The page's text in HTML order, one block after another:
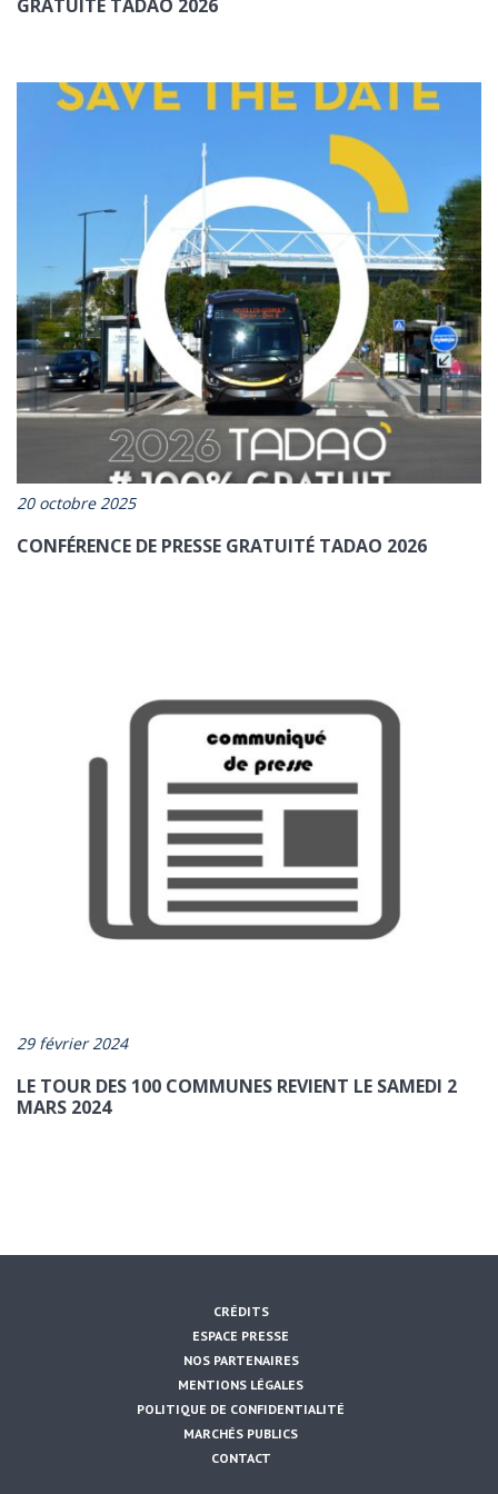
ENVOYER
GRATUITÉ TADAO 2026
20 octobre 2025
CONFÉRENCE DE PRESSE GRATUITÉ TADAO 2026
29 février 2024
LE TOUR DES 100 COMMUNES REVIENT LE SAMEDI 2
MARS 2024
CRÉDITS
ESPACE PRESSE
NOS PARTENAIRES
MENTIONS LÉGALES
POLITIQUE DE CONFIDENTIALITÉ
MARCHÉS PUBLICS
CONTACT